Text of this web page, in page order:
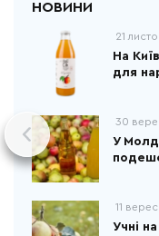
21
На
для
30
У
11
Учні